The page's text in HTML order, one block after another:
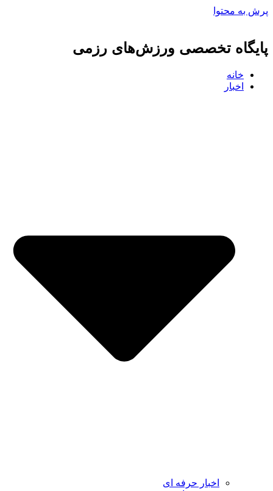
پرش به محتوا
پایگاه تخصصی ورزش‌های رزمی
خانه
اخبار
اخبار حرفه ای